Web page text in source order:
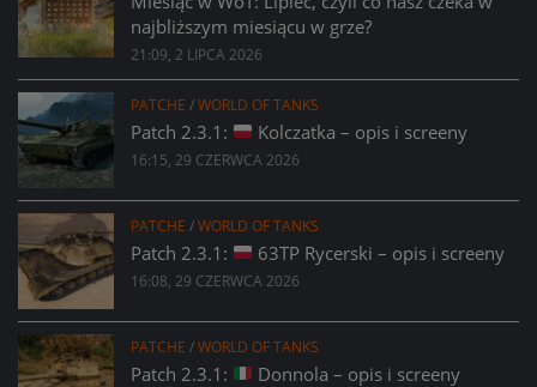
najbliższym miesiącu w grze?
21:09, 2 LIPCA 2026
PATCHE /WORLD OF TANKS
Patch 2.3.1: Kolczatka – opis i screeny
16:15, 29 CZERWCA 2026
PATCHE /WORLD OF TANKS
Patch 2.3.1: 63TP Rycerski – opis i screeny
16:08, 29 CZERWCA 2026
PATCHE /WORLD OF TANKS
Patch 2.3.1: Donnola – opis i screeny